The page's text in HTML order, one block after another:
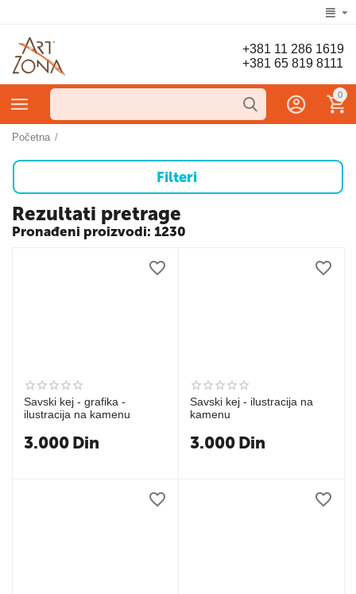
+381 11 286 1619
+381 65 819 8111
0
Početna /
Filteri
Rezultati pretrage
Pronađeni proizvodi: 1230
Savski kej - grafika -
ilustracija na kamenu
3.000 Din
Savski kej - ilustracija na
kamenu
3.000 Din